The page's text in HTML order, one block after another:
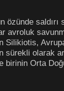
saldırı
avroluk
Silikiotis,
sürekli olarak
Orta